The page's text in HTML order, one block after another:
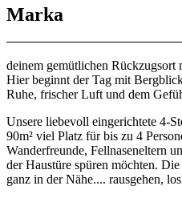
Marka
deinem gemütlichen Rückzugsort
Hier beginnt der Tag mit
Ruhe, frischer Luft und dem
Unsere liebevoll eingerichtete 4-
90m² viel Platz für bis zu 4
Wanderfreunde, Fellnaseneltern
der Haustüre spüren möchten.
ganz in der Nähe.... rausgehen,